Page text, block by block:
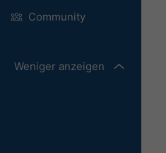
Community
Weniger anzeigen